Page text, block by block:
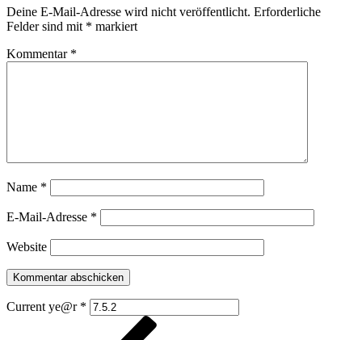
Deine E-Mail-Adresse wird nicht veröffentlicht. Erforderliche
Felder sind mit * markiert
Kommentar *
Name *
E-Mail-Adresse *
Website
Current ye@r *
Beitragsnavigation